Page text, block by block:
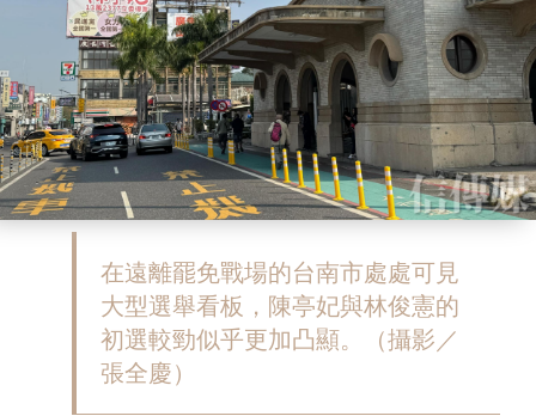
在遠離罷免戰場的台南市處處可見
大型選舉看板，陳亭妃與林俊憲的
初選較勁似乎更加凸顯。（攝影／
張全慶）